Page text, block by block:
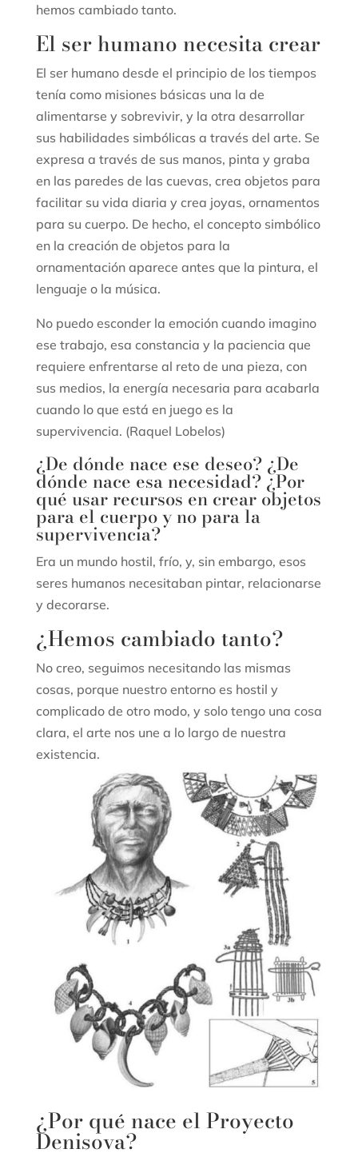
hemos cambiado tanto.
El ser humano necesita crear
El ser humano desde el principio de los tiempos
tenía como misiones básicas una la de
alimentarse y sobrevivir, y la otra desarrollar
sus habilidades simbólicas a través del arte. Se
expresa a través de sus manos, pinta y graba
en las paredes de las cuevas, crea objetos para
facilitar su vida diaria y crea joyas, ornamentos
para su cuerpo. De hecho, el concepto simbólico
en la creación de objetos para la
ornamentación aparece antes que la pintura, el
lenguaje o la música.
No puedo esconder la emoción cuando imagino
ese trabajo, esa constancia y la paciencia que
requiere enfrentarse al reto de una pieza, con
sus medios, la energía necesaria para acabarla
cuando lo que está en juego es la
supervivencia. (Raquel Lobelos)
¿De dónde nace ese deseo? ¿De
dónde nace esa necesidad? ¿Por
qué usar recursos en crear objetos
para el cuerpo y no para la
supervivencia?
Era un mundo hostil, frío, y, sin embargo, esos
seres humanos necesitaban pintar, relacionarse
y decorarse.
¿Hemos cambiado tanto?
No creo, seguimos necesitando las mismas
cosas, porque nuestro entorno es hostil y
complicado de otro modo, y solo tengo una cosa
clara, el arte nos une a lo largo de nuestra
existencia.
¿Por qué nace el Proyecto
Denisova?